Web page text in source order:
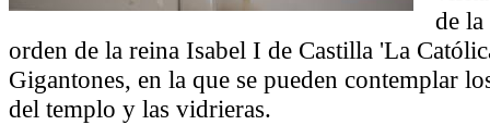
de
orden de la reina Isabel I de Castilla 'La
Gigantones, en la que se pueden contemplar
del templo y las vidrieras.